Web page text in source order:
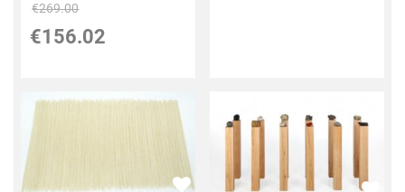
€269.00
€156.02